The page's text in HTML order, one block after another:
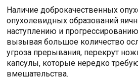
Наличие доброкачественных
опухолевидных образований
наступлению и
вызывая большое количество
угроза прерывания, перекрут
капсулы, которые нередко
вмешательства.